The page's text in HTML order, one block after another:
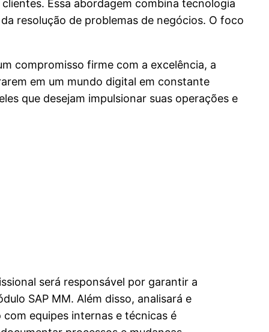
Essa abordagem combina tecnologia
resolução de problemas de negócios. O foco
compromisso firme com a excelência, a
em um mundo digital em constante
que desejam impulsionar suas operações e
será responsável por garantir a
SAP MM. Além disso, analisará e
equipes internas e técnicas é